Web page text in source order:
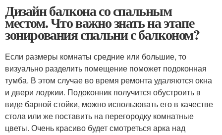
Дизайн балкона со спальным
местом. Что важно знать на этапе
зонирования спальни с балконом?
Если размеры комнаты средние или большие, то
визуально разделить помещение поможет подоконная
тумба. В этом случае во время ремонта удаляются окна
и двери лоджии. Подоконник получится обустроить в
виде барной стойки, можно использовать его в качестве
стола или же поставить на перегородку комнатные
цветы. Очень красиво будет смотреться арка над